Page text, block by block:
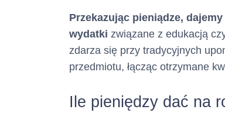
Przekazując pieniądze,
wydatki związane z edukacją
zdarza się przy tradycyjnych
przedmiotu, łącząc otrzymane
Ile pieniędzy dać na